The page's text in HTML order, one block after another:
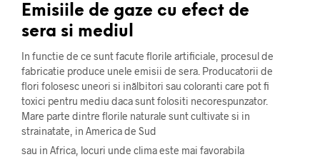
Emisiile de gaze cu efect de
sera si mediul
In functie de ce sunt facute florile artificiale, procesul de
fabricatie produce unele emisii de sera. Producatorii de
flori folosesc uneori si inălbitori sau coloranti care pot fi
toxici pentru mediu daca sunt folositi necorespunzator.
Mare parte dintre florile naturale sunt cultivate si in
strainatate, in America de Sud
sau in Africa, locuri unde clima este mai favorabila